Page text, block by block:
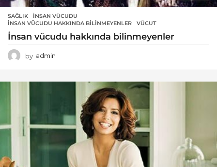
SAĞLIK INSAN VÜCUDU
İNSAN VÜCUDU HAKKINDA BILINMEYENLER
,VÜCUT
İnsan vücudu hakkında bilinmeyenler
by admin